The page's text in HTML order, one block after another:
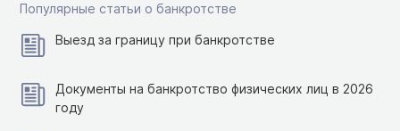
Популярные статьи о банкротстве
Выезд за границу при банкротстве
Документы на банкротство физических лиц в 2026
году